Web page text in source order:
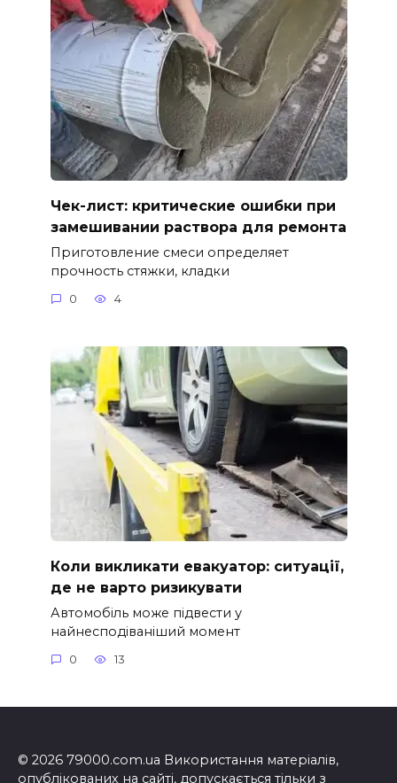
Чек-лист: критические ошибки при
замешивании раствора для ремонта
Приготовление смеси определяет
прочность стяжки, кладки
0 4
Коли викликати евакуатор: ситуації,
де не варто ризикувати
Автомобіль може підвести у
найнесподіваніший момент
0 13
© 2026 79000.com.ua Використання матеріалів,
опублікованих на сайті, допускається тільки з